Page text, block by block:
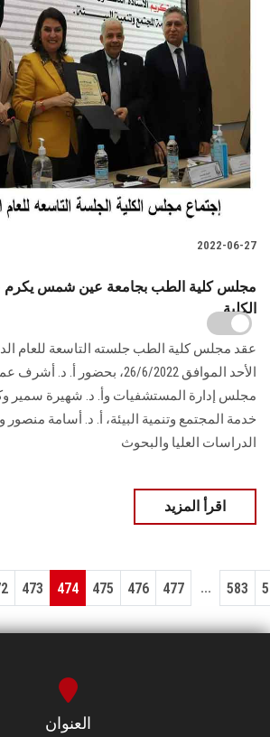
2022-06-27
مجلس كلية الطب بجامعة عين شمس يكرم
الكلية
الأحد الموافق 26/6/2022، بحضور
مجلس إدارة المستشفيات وأ. د. شهيرة سمير
خدمة المجتمع وتنمية البيئة، أ. د. أسامة منصور
الدراسات العليا والبحوث
اقرأ المزيد
473 474 475 476 477 ... 583
العنوان